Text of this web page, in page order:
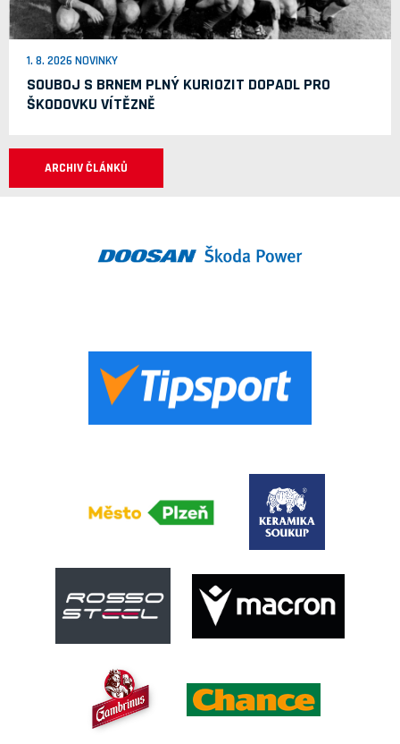
1. 8. 2026 NOVINKY
SOUBOJ S BRNEM PLNÝ KURIOZIT DOPADL PRO
ŠKODOVKU VÍTĚZNĚ
ARCHIV ČLÁNKŮ